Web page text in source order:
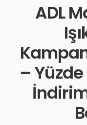
ADL
–